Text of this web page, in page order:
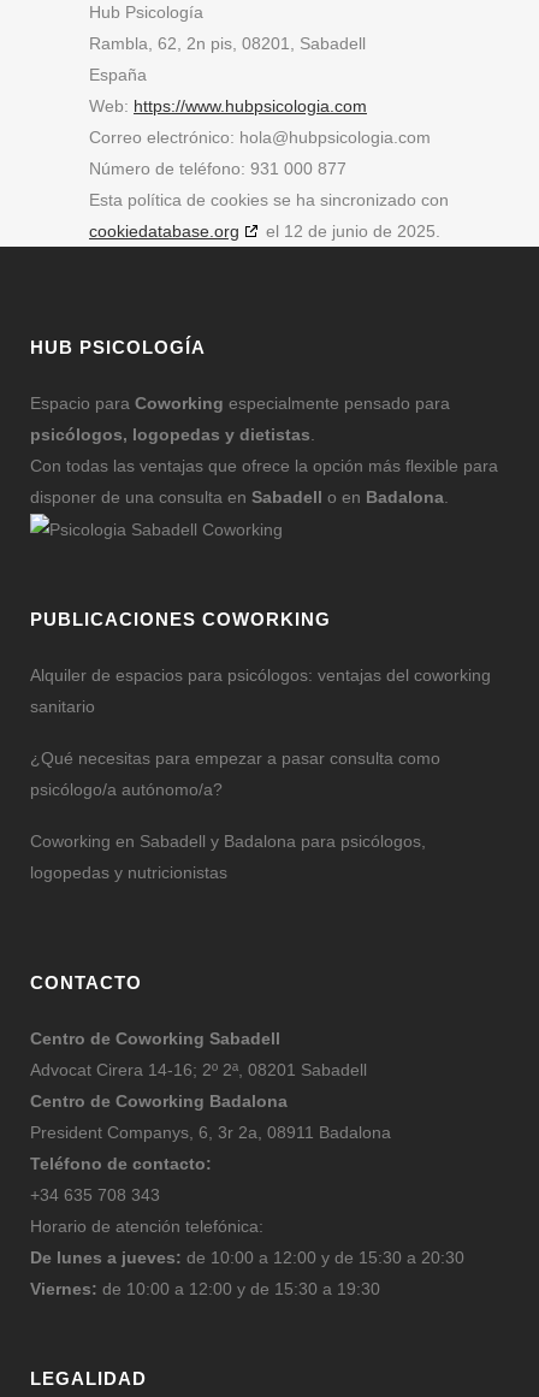
Hub Psicología
Rambla, 62, 2n pis, 08201, Sabadell
España
Web: https://www.hubpsicologia.com
Correo electrónico: hola@hubpsicologia.com
Número de teléfono: 931 000 877
Esta política de cookies se ha sincronizado con
cookiedatabase.org
el 12 de junio de 2025.
HUB PSICOLOGÍA
Espacio para Coworking especialmente pensado para
psicólogos, logopedas y dietistas
Con todas las ventajas que ofrece la opción más flexible para
disponer de una consulta en Sabadell o en Badalona
PUBLICACIONES COWORKING
Alquiler de espacios para psicólogos: ventajas del coworking
sanitario
¿Qué necesitas para empezar a pasar consulta como
psicólogo/a autónomo/a?
Coworking en Sabadell y Badalona para psicólogos,
logopedas y nutricionistas
CONTACTO
Centro de Coworking Sabadell
Advocat Cirera 14-16; 2º 2ª, 08201 Sabadell
Centro de Coworking Badalona
President Companys, 6, 3r 2a, 08911 Badalona
Teléfono de contacto:
+34 635 708 343
Horario de atención telefónica:
De lunes a jueves: de 10:00 a 12:00 y de 15:30 a 20:30
Viernes: de 10:00 a 12:00 y de 15:30 a 19:30
LEGALIDAD